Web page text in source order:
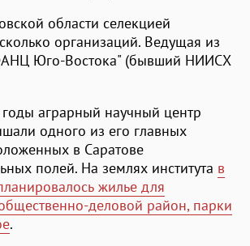
области селекцией
организаций. Ведущая из
Юго-Востока" (бывший НИИСХ
аграрный научный центр
одного из его главных
в Саратове
полей. На землях института в
жилье для
деловой район, парки
.